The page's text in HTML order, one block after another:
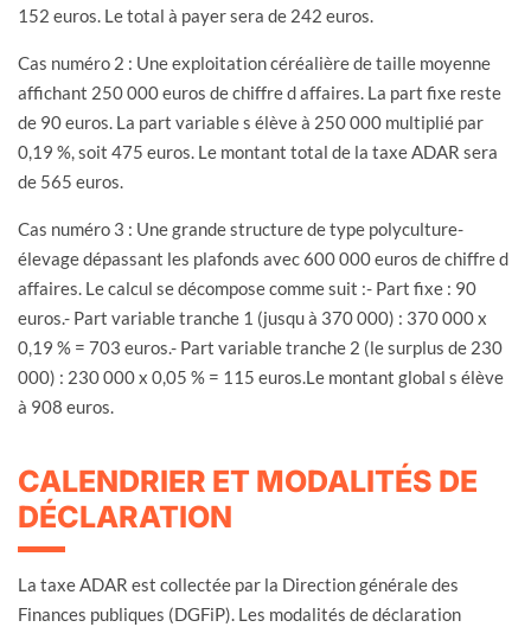
152 euros. Le total à payer sera de 242 euros.
Cas numéro 2 : Une exploitation céréalière de taille moyenne
affichant 250 000 euros de chiffre d affaires. La part fixe reste
de 90 euros. La part variable s élève à 250 000 multiplié par
0,19 %, soit 475 euros. Le montant total de la taxe ADAR sera
de 565 euros.
Cas numéro 3 : Une grande structure de type polyculture-
élevage dépassant les plafonds avec 600 000 euros de chiffre d
affaires. Le calcul se décompose comme suit :- Part fixe : 90
euros.- Part variable tranche 1 (jusqu à 370 000) : 370 000 x
0,19 % = 703 euros.- Part variable tranche 2 (le surplus de 230
000) : 230 000 x 0,05 % = 115 euros.Le montant global s élève
à 908 euros.
CALENDRIER ET MODALITÉS DE
DÉCLARATION
La taxe ADAR est collectée par la Direction générale des
Finances publiques (DGFiP). Les modalités de déclaration